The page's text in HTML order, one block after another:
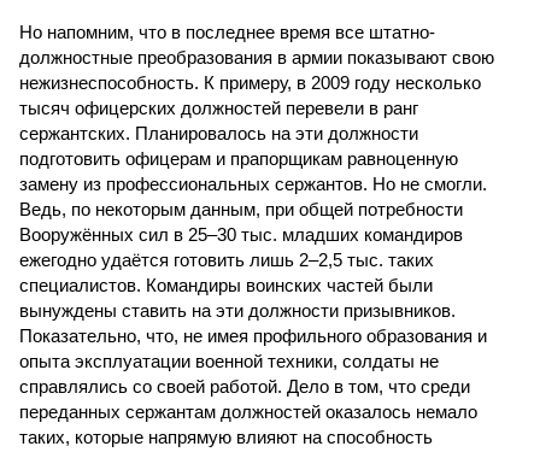
Но напомним, что в последнее время все штатно-
должностные преобразования в армии показывают свою
нежизнеспособность. К примеру, в 2009 году несколько
тысяч офицерских должностей перевели в ранг
сержантских. Планировалось на эти должности
подготовить офицерам и прапорщикам равноценную
замену из профессиональных сержантов. Но не смогли.
Ведь, по некоторым данным, при общей потребности
Вооружённых сил в 25–30 тыс. младших командиров
ежегодно удаётся готовить лишь 2–2,5 тыс. таких
специалистов. Командиры воинских частей были
вынуждены ставить на эти должности призывников.
Показательно, что, не имея профильного образования и
опыта эксплуатации военной техники, солдаты не
справлялись со своей работой. Дело в том, что среди
переданных сержантам должностей оказалось немало
таких, которые напрямую влияют на способность